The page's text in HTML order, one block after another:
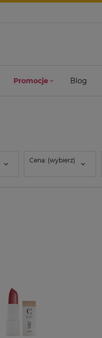
Promocje Blog
Cena: (wybierz)